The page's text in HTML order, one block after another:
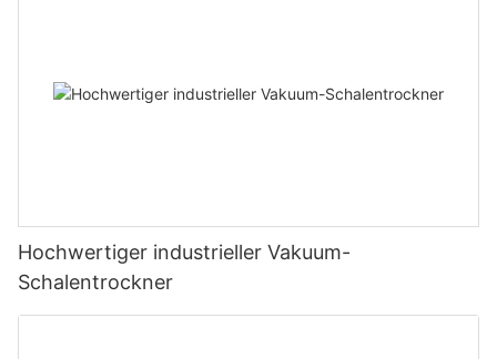
Hochwertiger industrieller Vakuum-
Schalentrockner